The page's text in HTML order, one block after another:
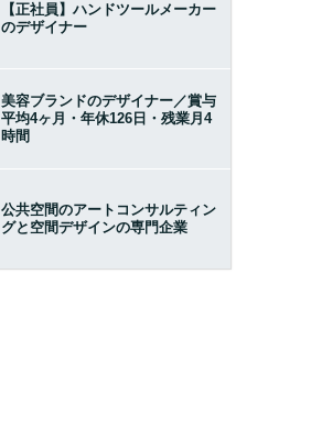
【正社員】ハンドツールメーカー
のデザイナー
美容ブランドのデザイナー／賞与
平均4ヶ月・年休126日・残業月4
時間
公共空間のアートコンサルティン
グと空間デザインの専門企業